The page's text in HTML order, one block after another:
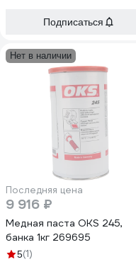
Подписаться
Нет в наличии
Последняя цена
9 916 ₽
Медная паста OKS 245,
банка 1кг 269695
5(1)